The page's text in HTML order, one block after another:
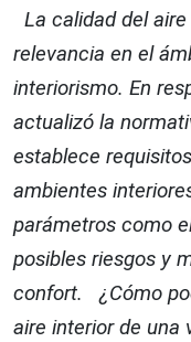
La calidad del
relevancia en el
interiorismo. En
actualizó la
establece
ambientes
parámetros como
posibles riesgos y
confort. ¿Cómo
aire interior de una